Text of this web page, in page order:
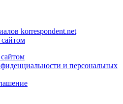
korrespondent.net
и персональных